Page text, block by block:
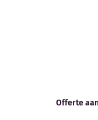
Offerte